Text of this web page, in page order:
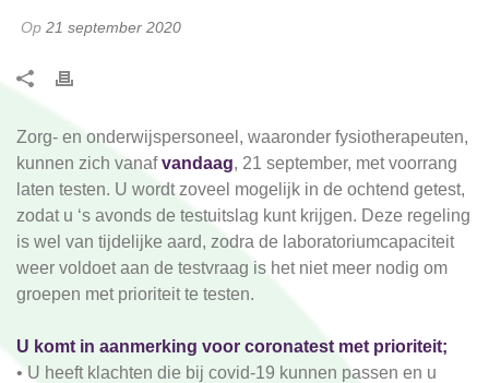
Op 21 september 2020
Zorg- en onderwijspersoneel, waaronder fysiotherapeuten,
kunnen zich vanafvandaag, 21 september, met voorrang
laten testen. U wordt zoveel mogelijk in de ochtend getest,
zodat u ‘s avonds de testuitslag kunt krijgen. Deze regeling
is wel van tijdelijke aard, zodra de laboratoriumcapaciteit
weer voldoet aan de testvraag is het niet meer nodig om
groepen met prioriteit te testen.
U komt in aanmerking voor coronatest met prioriteit;
• U heeft klachten die bij covid-19 kunnen passen en u